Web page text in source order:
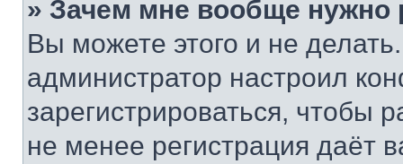
» Зачем мне вообще нужно
Вы можете этого и не
администратор настроил
зарегистрироваться, чтобы
не менее регистрация даёт